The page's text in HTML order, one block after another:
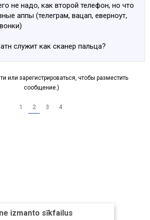
izmanto sīkfailus
не надо, как второй телефон, но что
аппы (телеграм, вацап, еверноут,
служит как сканер пальца?
или зарегистрироваться, чтобы разместить
сообщение.)
1 2 3 4